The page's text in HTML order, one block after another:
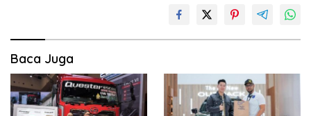
Baca Juga